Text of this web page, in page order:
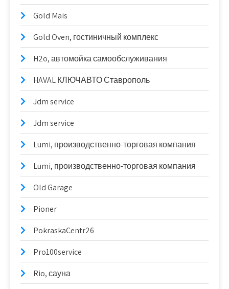
Gold Mais
Gold Oven, гостиничный комплекс
H2o, автомойка самообслуживания
HAVAL КЛЮЧАВТО Ставрополь
Jdm service
Jdm service
Lumi, производственно-торговая компания
Lumi, производственно-торговая компания
Old Garage
Pioner
PokraskaCentr26
Pro100service
Rio, сауна